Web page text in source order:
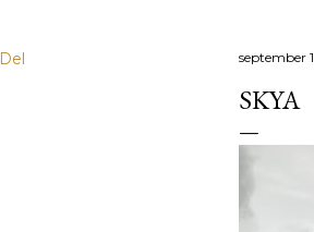
Del september
SKYA